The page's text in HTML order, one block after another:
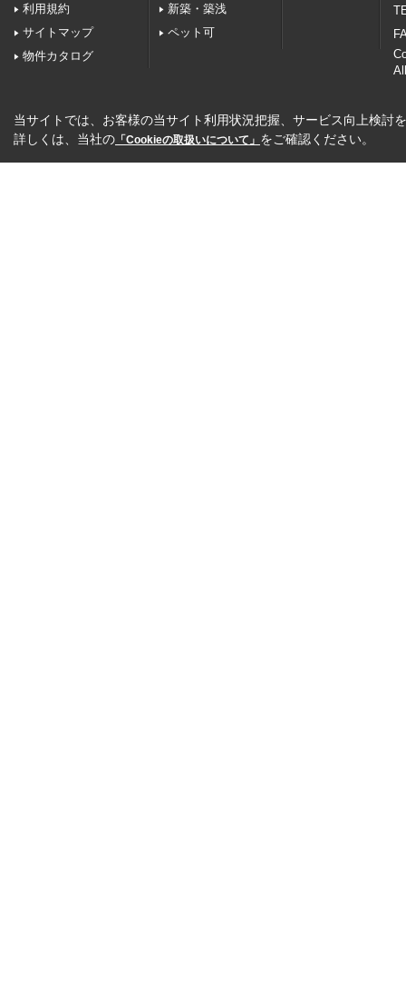
利用規約
サイトマップ
物件カタログ
新築・築浅
ペット可
当サイトでは、お客様の当サイト利用状況把握、サービス向上検討
詳しくは、当社の 「Cookieの取扱いについて」 をご確認ください。